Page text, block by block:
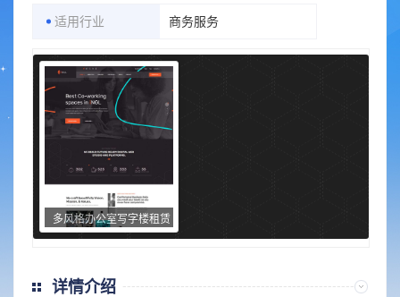
适用行业 商务服务
多风格办公室写字楼租赁
服务公司网页模板
详情介绍